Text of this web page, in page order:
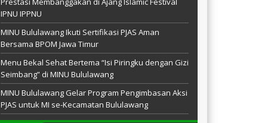
IPNU IPPNU
MINU Bululawang Ikuti Sertifikasi PJAS Aman
Bersama BPOM Jawa Timur
Menu Bekal Sehat Bertema “Isi Piringku dengan Gizi
Seimbang” di MINU Bululawang
MINU Bululawang Gelar Program Pengimbasan Aksi
PJAS untuk MI se-Kecamatan Bululawang